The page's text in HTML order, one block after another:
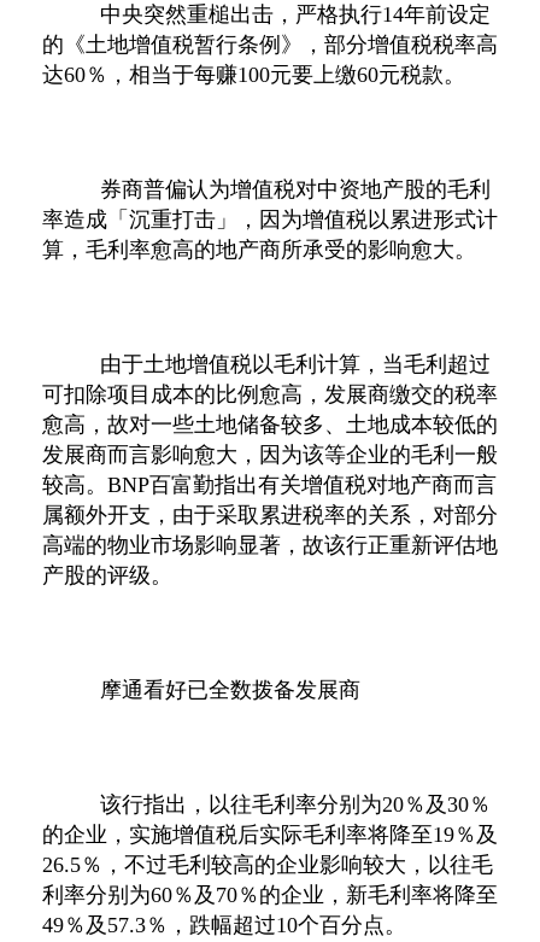
期
中央突然重槌出击，严格执行14年前设定
的《土地增值税暂行条例》，部分增值税税率高
达60％，相当于每赚100元要上缴60元税款。
券商普偏认为增值税对中资地产股的毛利
率造成「沉重打击」，因为增值税以累进形式计
算，毛利率愈高的地产商所承受的影响愈大。
由于土地增值税以毛利计算，当毛利超过
可扣除项目成本的比例愈高，发展商缴交的税率
愈高，故对一些土地储备较多、土地成本较低的
发展商而言影响愈大，因为该等企业的毛利一般
较高。 BNP百富勤指出有关增值税对地产商而言
属额外开支，由于采取累进税率的关系，对部分
高端的物业市场影响显著，故该行正重新评估地
产股的评级。
摩通看好已全数拨备发展商
该行指出，以往毛利率分别为20％及30％
的企业，实施增值税后实际毛利率将降至19％及
26.5％，不过毛利较高的企业影响较大，以往毛
利率分别为60％及70％的企业，新毛利率将降至
49％及57.3％，跌幅超过10个百分点。